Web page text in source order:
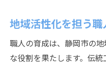
地域活性化を担う
職人の育成は、静岡市の
な役割を果たします。伝